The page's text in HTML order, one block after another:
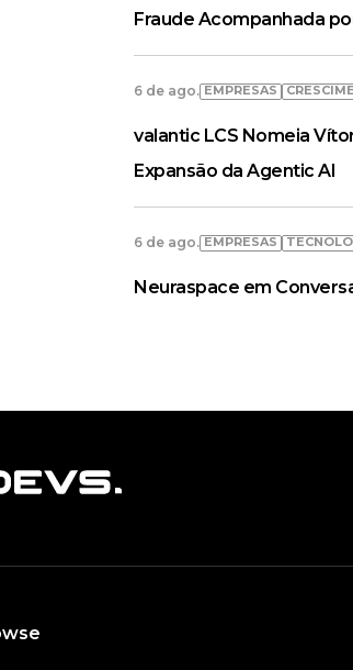
Fraude Acompanhada
6 de ago. EMPRESAS
valantic LCS Nomeia
Expansão da Agentic AI
6 de ago. EMPRESAS
Neuraspace em